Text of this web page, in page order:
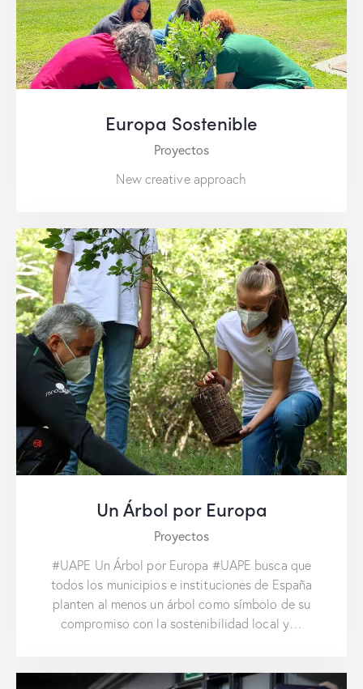
Europa Sostenible
Proyectos
New creative approach
Un Árbol por Europa
Proyectos
#UAPE Un Árbol por Europa #UAPE busca que
todos los municipios e instituciones de España
planten al menos un árbol como símbolo de su
compromiso con la sostenibilidad local y…